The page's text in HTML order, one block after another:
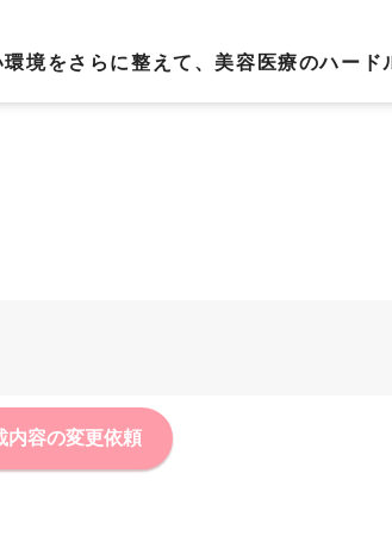
境をさらに整えて、美容医療のハード
内容の変更依頼